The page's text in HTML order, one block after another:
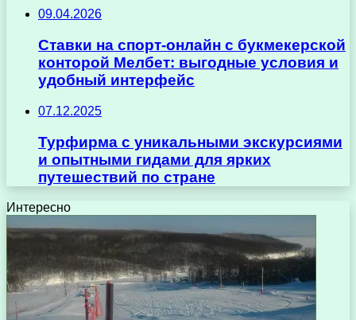
09.04.2026
Ставки на спорт-онлайн с букмекерской
конторой Мелбет: выгодные условия и
удобный интерфейс
07.12.2025
Турфирма с уникальными экскурсиями
и опытными гидами для ярких
путешествий по стране
Интересно